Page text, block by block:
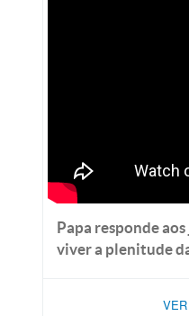
Papa responde
viver a plenitude